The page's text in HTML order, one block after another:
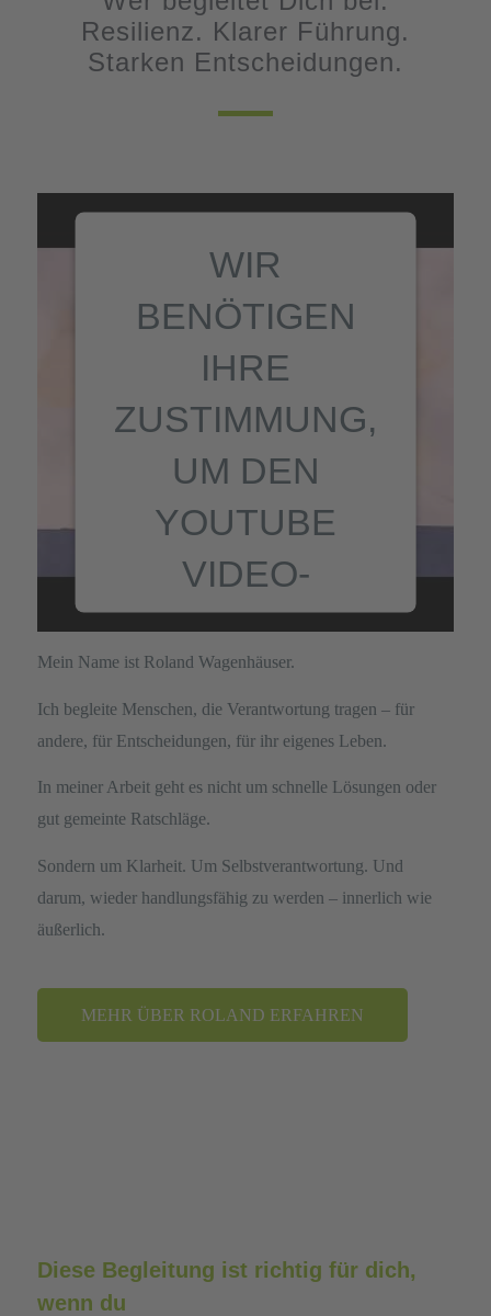
Resilienz. Klarer Führung.
Starken Entscheidungen.
WIR
BENÖTIGEN
IHRE
ZUSTIMMUNG,
UM DEN
YOUTUBE
VIDEO-
SERVICE ZU
LADEN!
Wir verwenden einen Service
Videoinhalte einzubetten. Dieser
Service kann Daten zu Ihren
Sie die Details durch und stimmen
Sie der Nutzung des Service zu,
Akzeptieren
Mein Name ist Roland Wagenhäuser.
Ich begleite Menschen, die Verantwortung tragen – für
andere, für Entscheidungen, für ihr eigenes Leben.
In meiner Arbeit geht es nicht um schnelle Lösungen oder
gut gemeinte Ratschläge.
Sondern um Klarheit. Um Selbstverantwortung. Und
darum, wieder handlungsfähig zu werden – innerlich wie
äußerlich.
MEHR ÜBER ROLAND ERFAHREN
Diese Begleitung ist richtig für dich,
wenn du